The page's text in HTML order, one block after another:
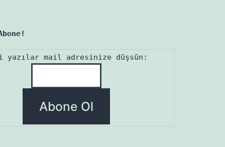
yazılar mail adresinize düşsün: